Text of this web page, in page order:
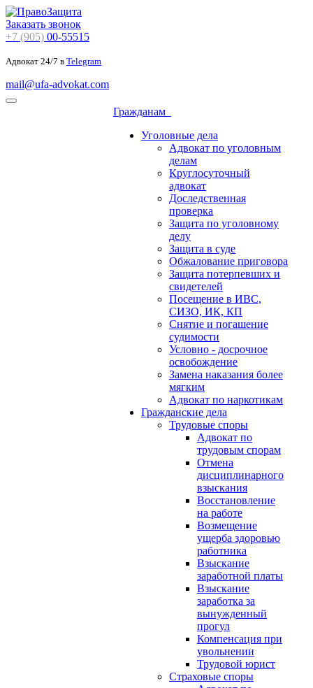
Заказать звонок
+7 (905) 00-55515
Адвокат 24/7 в Telegram
mail@ufa-advokat.com
Гражданам
Уголовные дела
Адвокат по уголовным
делам
Круглосуточный
адвокат
Доследственная
проверка
Защита по уголовному
делу
Защита в суде
Обжалование приговора
Защита потерпевших и
свидетелей
Посещение в ИВС,
СИЗО, ИК, КП
Снятие и погашение
судимости
Условно - досрочное
освобождение
Замена наказания более
мягким
Адвокат по наркотикам
Гражданские дела
Трудовые споры
Адвокат по
трудовым спорам
Отмена
дисциплинарного
взыскания
Восстановление
на работе
Возмещение
ущерба здоровью
работника
Взыскание
заработной платы
Взыскание
заработка за
вынужденный
прогул
Компенсация при
увольнении
Трудовой юрист
Страховые споры